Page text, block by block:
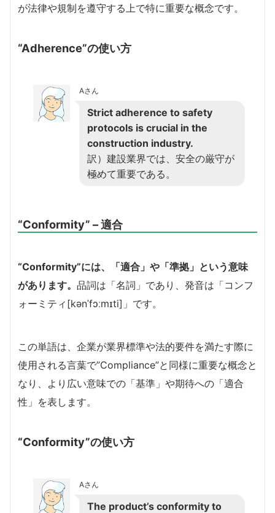
が法律や規制を遵守する上で特に重要な概念です。
“Adherence”の使い方
Aさん
Strict adherence to safety
protocols is crucial in the
construction industry.
訳）建設業界では、安全の厳守が
極めて重要である。
“Conformity” – 適合
“Conformity”には、「適合」や「準拠」という意味
があります。 品詞は「名詞」であり、発音は「コンフ
ォーミティ[kənˈfɔːmɪti]」です。
この単語は、企業が業界標準や法的要件を満たす際に
使用される言葉で”Compliance”と同様に重要な概念と
なり、より広い意味での「基準」や期待への「適合
性」を表します。
“Conformity”の使い方
Aさん
The product’s conformity to